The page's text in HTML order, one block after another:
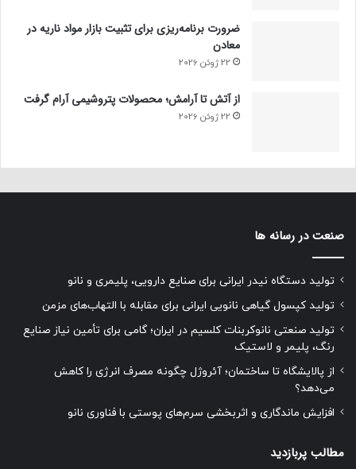
ضرورت برنامه‌ریزی برای تثبیت بازار مواد ناریه در
معادن
22 ژوئن 2026
از آتش تا آرامش؛ محصولات پتروشیمی آرام گرفت
22 ژوئن 2026
صنعت در رسانه ها
تولید دستگاه نیدر ایرانی برای صنایع دارویی، پلیمری و نانو
تولید کپسول گیاهی نانویی ایرانی برای مقابله با التهاب‌های مزمن
تولید صنعتی نانوکربنات کلسیم در ایران؛ گامی برای تأمین نیاز صنایع
رنگ، پلیمر و لاستیک
از پالایشگاه تا ساختمان؛ آئروژل چگونه مصرف انرژی را کاهش
می‌دهد؟
افزایش ماندگاری و اثربخشی سرم‌های پوستی با فناوری نانو
مطالب پربازدید